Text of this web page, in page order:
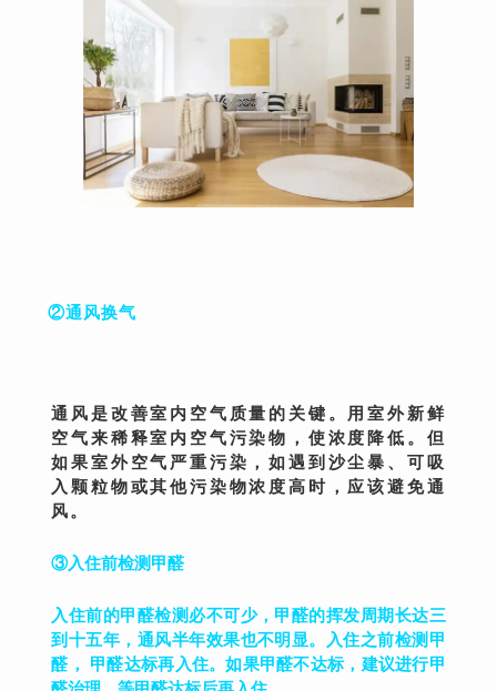
②通风换气
通风是改善室内空气质量的关键。用室外新鲜
空气来稀释室内空气污染物，使浓度降低。但
如果室外空气严重污染，如遇到沙尘暴、可吸
入颗粒物或其他污染物浓度高时，应该避免通
风。
③入住前检测甲醛
入住前的甲醛检测必不可少，甲醛的挥发周期长达三
到十五年，通风半年效果也不明显。入住之前检测甲
醛， 甲醛达标再入住。如果甲醛不达标，建议进行甲